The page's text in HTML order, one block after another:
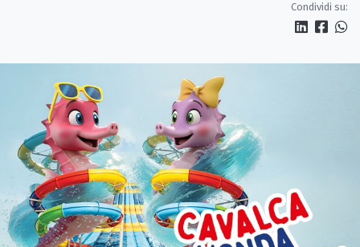
Condividi su: